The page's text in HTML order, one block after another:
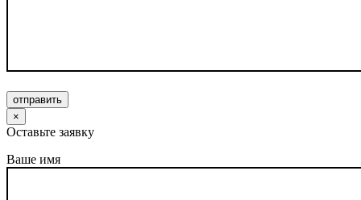
отправить
×
Оставьте заявку
Ваше имя